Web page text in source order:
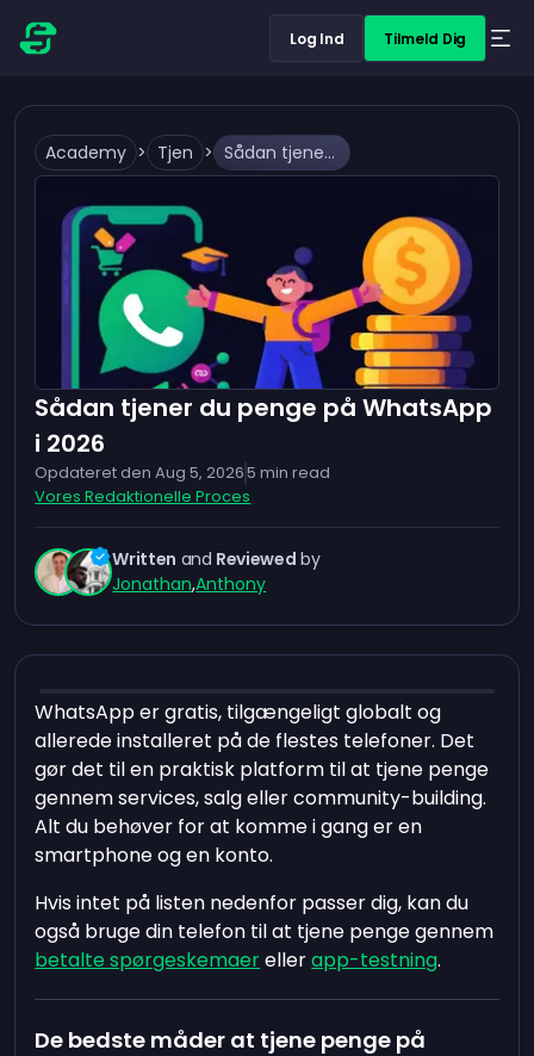
Log Ind Tilmeld Dig
Academy > Tjen > Sådan tjener du penge på WhatsApp i 2026
Sådan tjener du penge på WhatsApp
i 2026
Opdateret den Aug 5, 20265 min read
Vores Redaktionelle Proces
Written and Reviewed by
Jonathan,Anthony
WhatsApp er gratis, tilgængeligt globalt og
allerede installeret på de flestes telefoner. Det
gør det til en praktisk platform til at tjene penge
gennem services, salg eller community-building.
Alt du behøver for at komme i gang er en
smartphone og en konto.
Hvis intet på listen nedenfor passer dig, kan du
også bruge din telefon til at tjene penge gennem
betalte spørgeskemaerellerapp-testning.
De bedste måder at tjene penge på